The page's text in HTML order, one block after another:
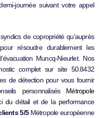
journée suivant votre appel
de copropriété qu’auprès
résoudre durablement les
Muncq-Nieurlet. Nos
complet sur site 50.8432
de détection pour vous fournir
personnalisés Métropole
du détail et de la performance
5/5Métropole européenne